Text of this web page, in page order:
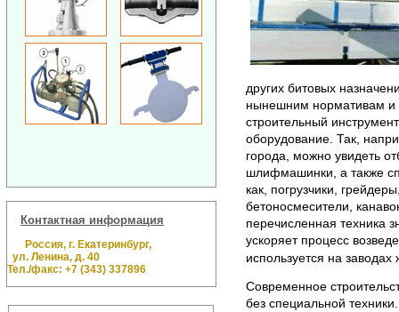
Контактная информация
Россия, г. Екатеринбург,
ул. Ленина, д. 40
Тел./факс: +7 (343) 337896
других битовых
нынешним нормативам и
строительный
оборудование. Так,
города, можно увидеть
шлифмашинки, а также
как, погрузчики,
бетоносмесители,
перечисленная техника
ускоряет процесс
используется на заводах
Современное
без специальной